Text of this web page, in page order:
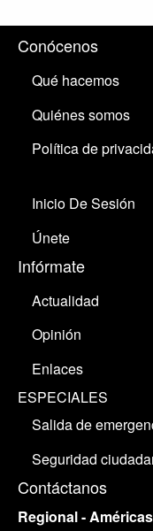
Conócenos
Qué hacemos
Quiénes somos
Política de
Inicio De Sesión
Únete
Infórmate
Actualidad
Opinión
Enlaces
ESPECIALES
Salida de
Seguridad
Contáctanos
Regional - Américas